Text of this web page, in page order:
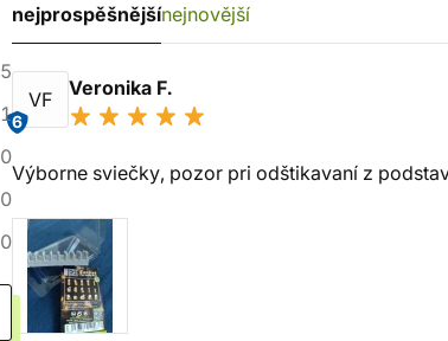
5
1
0
0
0
nejprospěšnějšínejnovější
VF
6
Veronika F.
Výborne sviečky, pozor pri odštikavaní z